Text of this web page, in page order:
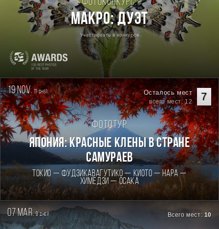
Фотоконкурс:
Макро: Дуэт
Участвовать в конкурсе
19 nov.11дней 7
Осталось мест
всего мест: 12
Фототур
Япония: Красные клены в стране
самураев
Токио — Фудзикавагутико — Киото — Нара —
Химедзи — Осака
07 mar.9дней Всего мест: 10